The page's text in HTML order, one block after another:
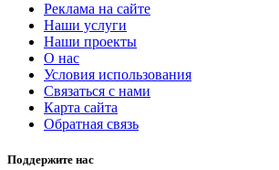
Реклама на сайте
Наши услуги
Наши проекты
О нас
Условия использования
Связаться с нами
Карта сайта
Обратная связь
Поддержите нас